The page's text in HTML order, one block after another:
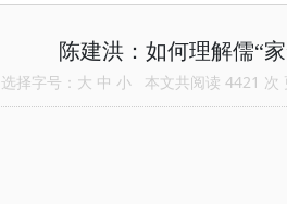
陈建洪：如何理解儒“
选择字号： 大 中 小 本文共阅读 4421 次